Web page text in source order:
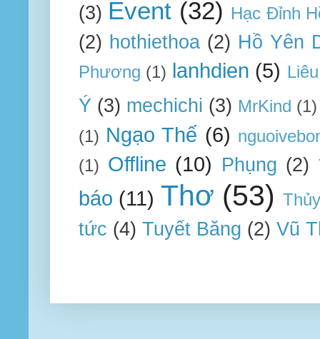
(3) Event (32) Hạc Đỉnh
(2) hothiethoa (2) Hồ Yên
Phương (1) lanhdien (5)
Ý (3) mechichi (3) MrKind (1)
(1) Ngạo Thế (6)
(1) Offline (10) Phụng (2)
báo (11) Thơ (53)
tức (4) Tuyết Băng (2) Vũ